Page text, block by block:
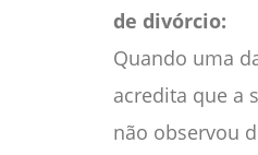
de divórcio:
Quando uma
acredita que a
não observou